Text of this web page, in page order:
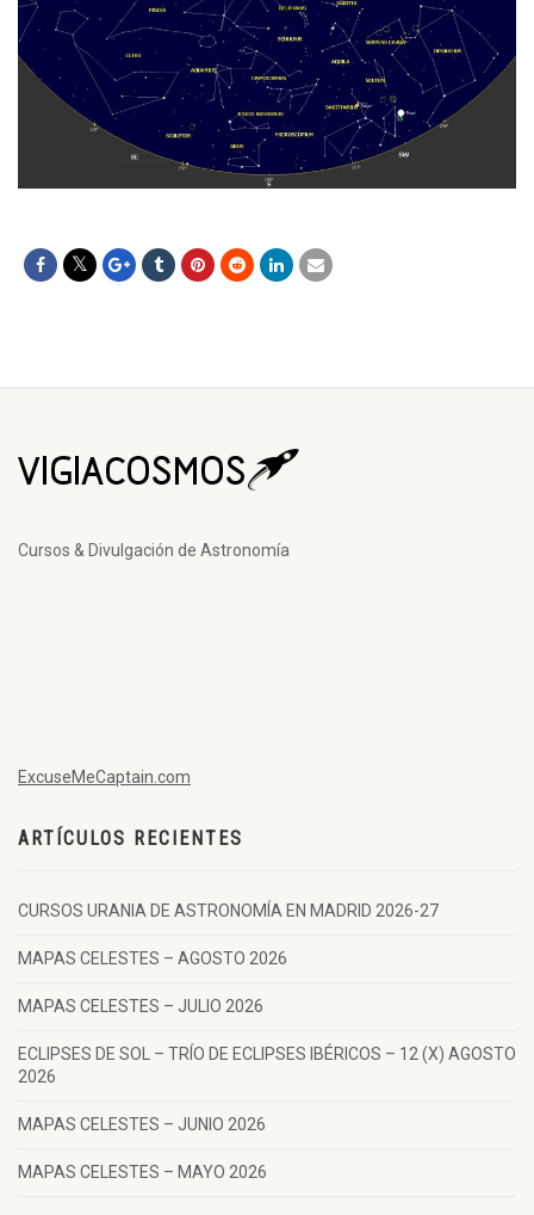
Cursos & Divulgación de Astronomía
ExcuseMeCaptain.com
ARTÍCULOS RECIENTES
CURSOS URANIA DE ASTRONOMÍA EN MADRID 2026-27
MAPAS CELESTES – AGOSTO 2026
MAPAS CELESTES – JULIO 2026
ECLIPSES DE SOL – TRÍO DE ECLIPSES IBÉRICOS – 12 (X) AGOSTO
2026
MAPAS CELESTES – JUNIO 2026
MAPAS CELESTES – MAYO 2026